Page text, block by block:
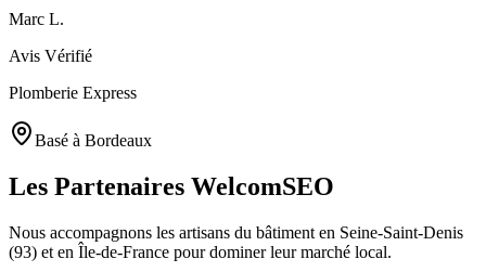
Marc L.
Avis Vérifié
Plomberie Express
Basé à Bordeaux
Les Partenaires WelcomSEO
Nous accompagnons les artisans du bâtiment en Seine-Saint-Denis
(93) et en Île-de-France pour dominer leur marché local.